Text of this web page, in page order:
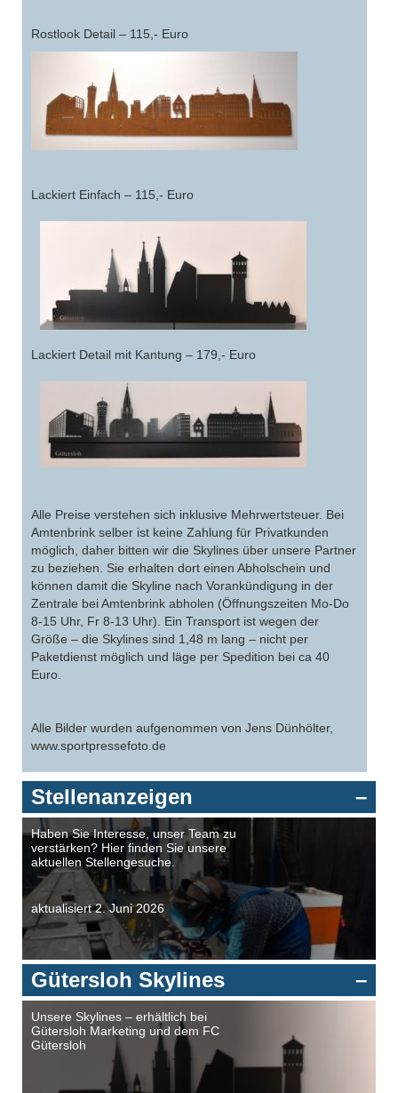
Rostlook Detail – 115,- Euro
Lackiert Einfach – 115,- Euro
Lackiert Detail mit Kantung – 179,- Euro
Alle Preise verstehen sich inklusive Mehrwertsteuer. Bei
Amtenbrink selber ist keine Zahlung für Privatkunden
möglich, daher bitten wir die Skylines über unsere Partner
zu beziehen. Sie erhalten dort einen Abholschein und
können damit die Skyline nach Vorankündigung in der
Zentrale bei Amtenbrink abholen (Öffnungszeiten Mo-Do
8-15 Uhr, Fr 8-13 Uhr). Ein Transport ist wegen der
Größe – die Skylines sind 1,48 m lang – nicht per
Paketdienst möglich und läge per Spedition bei ca 40
Euro.
Alle Bilder wurden aufgenommen von Jens Dünhölter,
www.sportpressefoto.de
Stellenanzeigen
Haben Sie Interesse, unser Team zu
verstärken? Hier finden Sie unsere
aktuellen Stellengesuche.
aktualisiert 2. Juni 2026
Gütersloh Skylines
Unsere Skylines – erhältlich bei
Gütersloh Marketing und dem FC
Gütersloh